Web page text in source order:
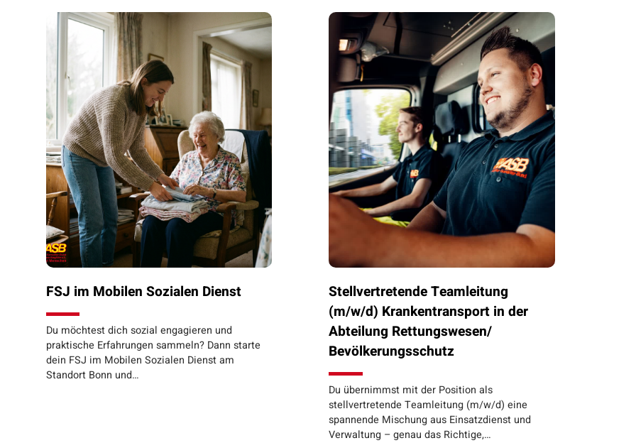
FSJ im Mobilen Sozialen Dienst
Du möchtest dich sozial engagieren und
praktische Erfahrungen sammeln? Dann starte
dein FSJ im Mobilen Sozialen Dienst am
Standort Bonn und…
Stellvertretende Teamleitung
(m/w/d) Krankentransport in der
Abteilung Rettungswesen/
Bevölkerungsschutz
Du übernimmst mit der Position als
stellvertretende Teamleitung (m/w/d) eine
spannende Mischung aus Einsatzdienst und
Verwaltung – genau das Richtige,…